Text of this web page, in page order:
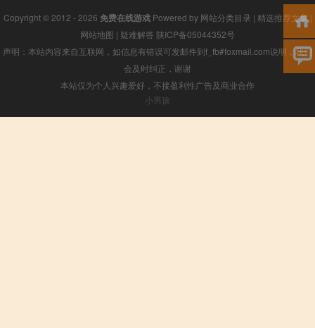
Copyright © 2012 - 2026 免费在线游戏Powered by 网站分类目录 | 精选推荐文章|
网站地图 | 疑难解答 陕ICP备05044352号
声明：本站内容来自互联网，如信息有错误可发邮件到f_fb#foxmail.com说明，我们
会及时纠正，谢谢
本站仅为个人兴趣爱好，不接盈利性广告及商业合作
小男孩